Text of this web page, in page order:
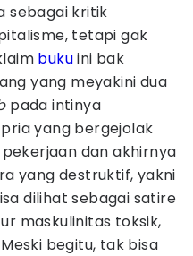
sebagai kritik
tetapi gak
bukuini bak
yang meyakini dua
pada intinya
yang bergejolak
dan akhirnya
yang destruktif, yakni
dilihat sebagai satire
maskulinitas toksik,
begitu, tak bisa